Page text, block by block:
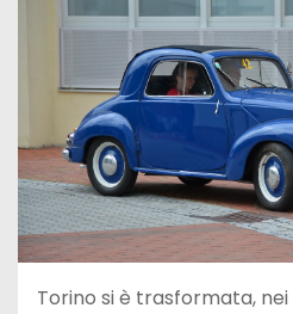
Torino si è trasformata, nei